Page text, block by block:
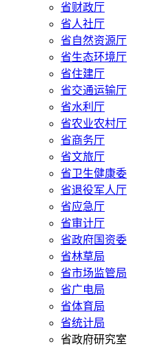
省财政厅
省人社厅
省自然资源厅
省生态环境厅
省住建厅
省交通运输厅
省水利厅
省农业农村厅
省商务厅
省文旅厅
省卫生健康委
省退役军人厅
省应急厅
省审计厅
省政府国资委
省林草局
省市场监管局
省广电局
省体育局
省统计局
省政府研究室